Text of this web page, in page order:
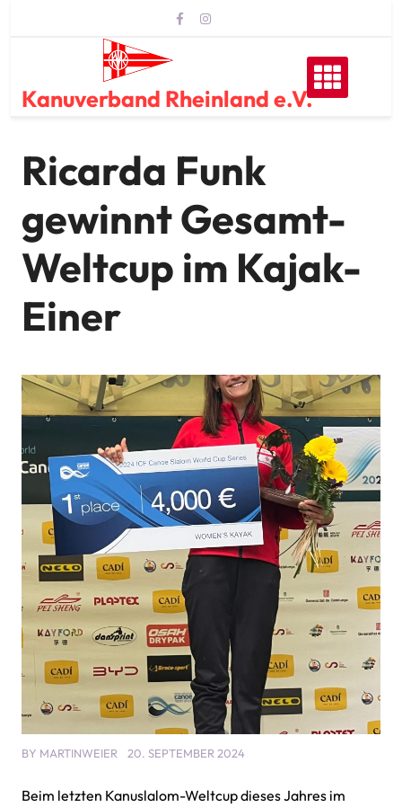
Kanuverband Rheinland e.V.
Ricarda Funk
gewinnt Gesamt-
Weltcup im Kajak-
Einer
BY MARTINWEIER 20. SEPTEMBER 2024
Beim letzten Kanuslalom-Weltcup dieses Jahres im